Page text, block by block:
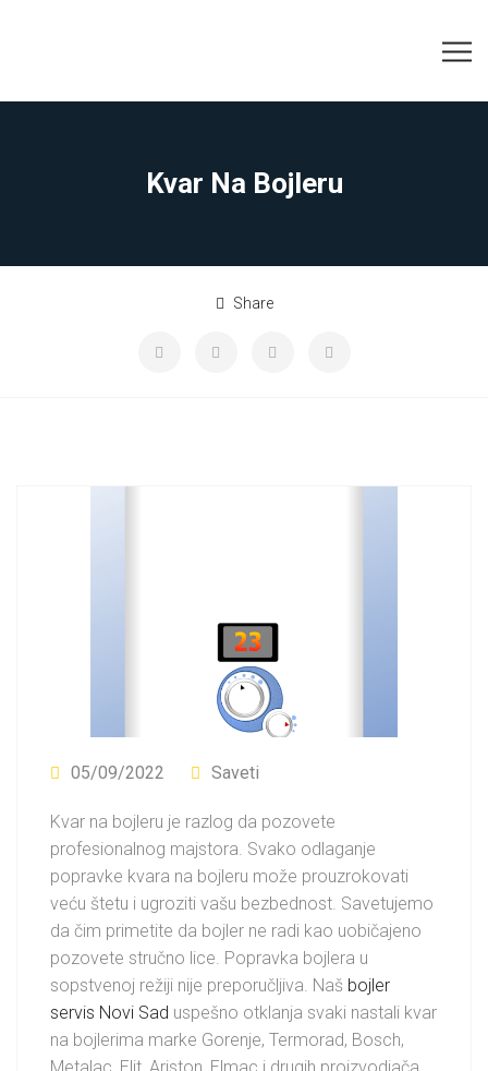
Kvar Na Bojleru
Share
05/09/2022 Saveti
Kvar na bojleru je razlog da pozovete
profesionalnog majstora. Svako odlaganje
popravke kvara na bojleru može prouzrokovati
veću štetu i ugroziti vašu bezbednost. Savetujemo
da čim primetite da bojler ne radi kao uobičajeno
pozovete stručno lice. Popravka bojlera u
sopstvenoj režiji nije preporučljiva. Naš bojler
servis Novi Sad uspešno otklanja svaki nastali kvar
na bojlerima marke Gorenje, Termorad, Bosch,